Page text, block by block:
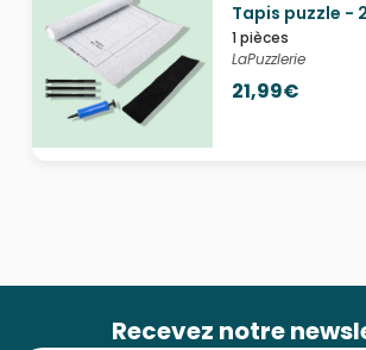
Tapis puzzle -
1 pièces
LaPuzzlerie
21,99€
Recevez notre